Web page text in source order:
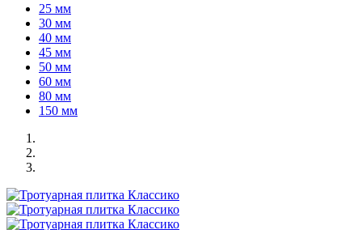
25 мм
30 мм
40 мм
45 мм
50 мм
60 мм
80 мм
150 мм